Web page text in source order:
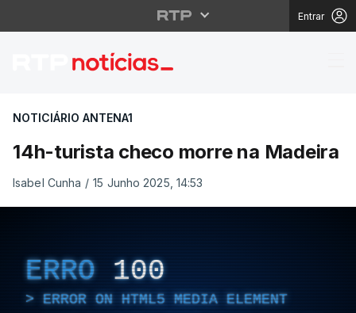
Entrar
14h-turista checo
NOTICIÁRIO ANTENA1
14h-turista checo morre na Madeira
Isabel Cunha / 15 Junho 2025, 14:53
ERRO 100
ERROR ON HTML5 MEDIA ELEMENT